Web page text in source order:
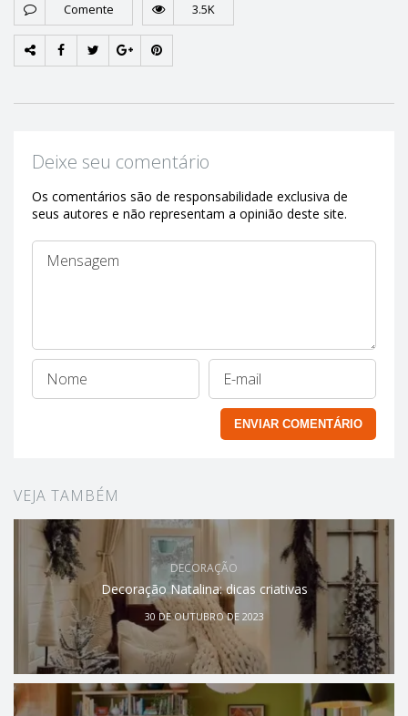
Comente 3.5K
Deixe seu comentário
Os comentários são de responsabilidade exclusiva de
seus autores e não representam a opinião deste site.
VEJA TAMBÉM
DECORAÇÃO
Decoração Natalina: dicas criativas
30 DE OUTUBRO DE 2023